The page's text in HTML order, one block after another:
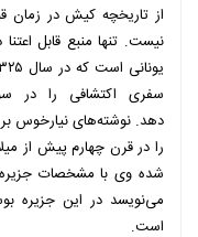
از تاریخچه کیش در زمان
نیست. تنها منبع قابل
سفری اکتشافی را در
دهد. نوشته‌های نیارخوس
را در قرن چهارم پیش از
شده وی با مشخصات
می‌نویسد در این جزیره
است.